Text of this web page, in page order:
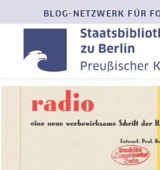
BLOG-NETZWERK FÜR